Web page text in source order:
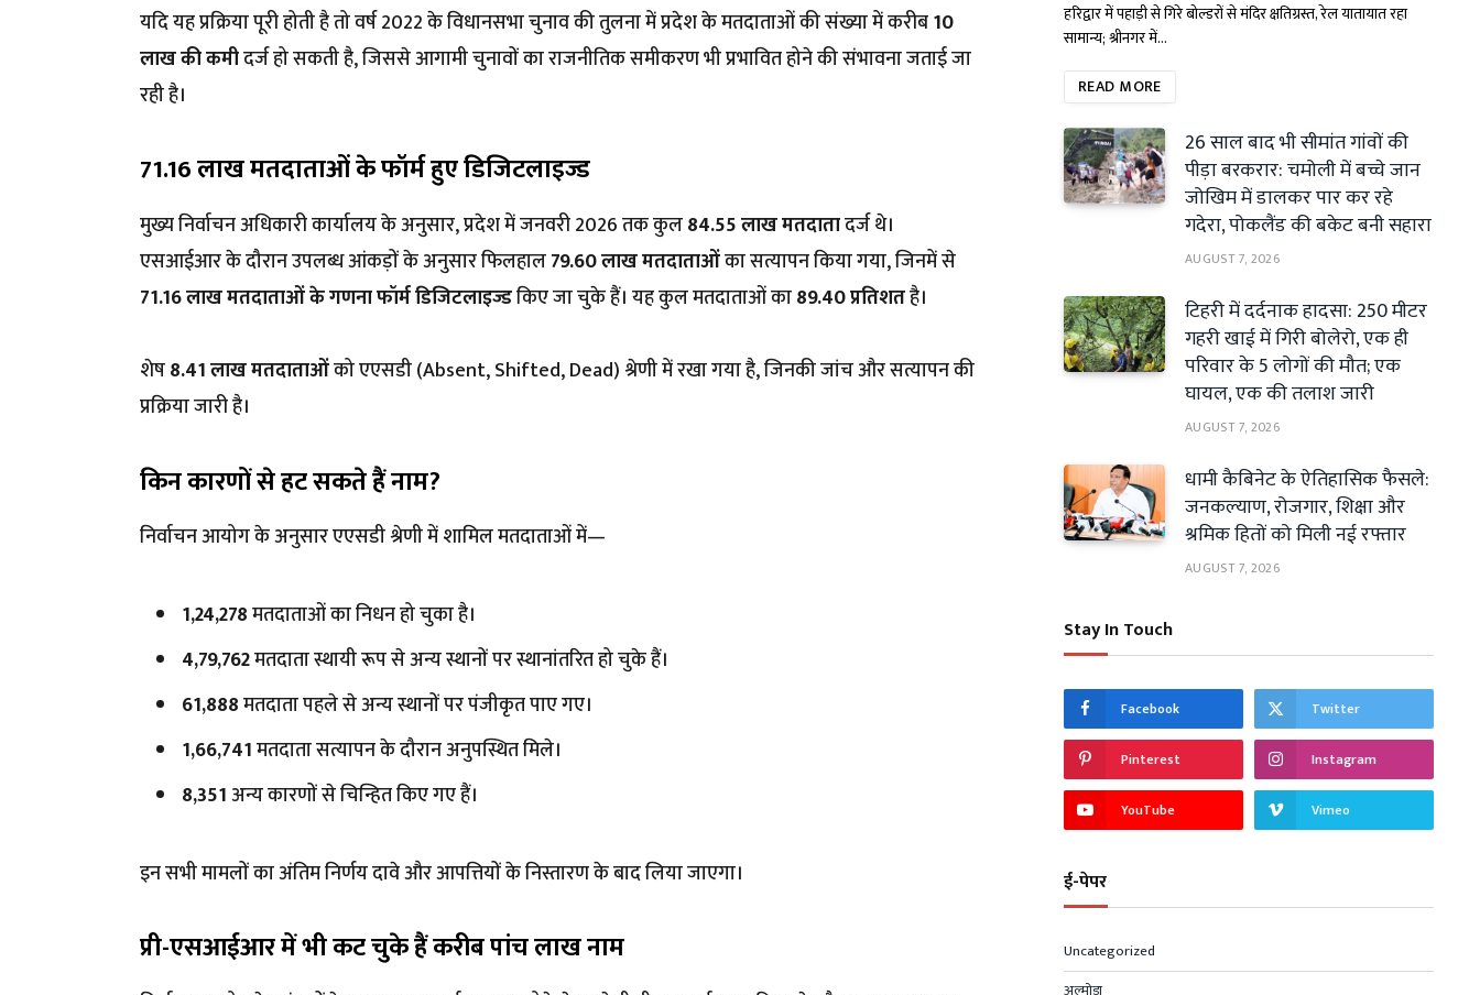
यदि यह प्रक्रिया पूरी होती है तो वर्ष 2022 के विधानसभा चुनाव की तुलना में प्रदेश के मतदाताओं की संख्या में करीब10
लाख की कमीदर्ज हो सकती है, जिससे आगामी चुनावों का राजनीतिक समीकरण भी प्रभावित होने की संभावना जताई जा
रही है।
71.16 लाख मतदाताओं के फॉर्म हुए डिजिटलाइज्ड
मुख्य निर्वाचन अधिकारी कार्यालय के अनुसार, प्रदेश में जनवरी 2026 तक कुल84.55 लाख मतदातादर्ज थे।
एसआईआर के दौरान उपलब्ध आंकड़ों के अनुसार फिलहाल79.60 लाख मतदाताओंका सत्यापन किया गया, जिनमें से
71.16 लाख मतदाताओं के गणना फॉर्म डिजिटलाइज्डकिए जा चुके हैं। यह कुल मतदाताओं का89.40 प्रतिशतहै।
शेष8.41 लाख मतदाताओंको एएसडी (Absent, Shifted, Dead) श्रेणी में रखा गया है, जिनकी जांच और सत्यापन की
प्रक्रिया जारी है।
किन कारणों से हट सकते हैं नाम?
निर्वाचन आयोग के अनुसार एएसडी श्रेणी में शामिल मतदाताओं में—
1,24,278मतदाताओं का निधन हो चुका है।
4,79,762मतदाता स्थायी रूप से अन्य स्थानों पर स्थानांतरित हो चुके हैं।
61,888मतदाता पहले से अन्य स्थानों पर पंजीकृत पाए गए।
1,66,741मतदाता सत्यापन के दौरान अनुपस्थित मिले।
8,351अन्य कारणों से चिन्हित किए गए हैं।
इन सभी मामलों का अंतिम निर्णय दावे और आपत्तियों के निस्तारण के बाद लिया जाएगा।
प्री-एसआईआर में भी कट चुके हैं करीब पांच लाख नाम
हरिद्वार में पहाड़ी से गिरे बोल्डरों से मंदिर क्षतिग्रस्त, रेल यातायात रहा
सामान्य; श्रीनगर में…
READ MORE
26 साल बाद भी सीमांत गांवों की
पीड़ा बरकरार: चमोली में बच्चे जान
जोखिम में डालकर पार कर रहे
गदेरा, पोकलैंड की बकेट बनी सहारा
AUGUST 7, 2026
टिहरी में दर्दनाक हादसा: 250 मीटर
गहरी खाई में गिरी बोलेरो, एक ही
परिवार के 5 लोगों की मौत; एक
घायल, एक की तलाश जारी
AUGUST 7, 2026
धामी कैबिनेट के ऐतिहासिक फैसले:
जनकल्याण, रोजगार, शिक्षा और
श्रमिक हितों को मिली नई रफ्तार
AUGUST 7, 2026
Stay In Touch
Facebook Twitter
Pinterest Instagram
YouTube Vimeo
ई-पेपर
Uncategorized